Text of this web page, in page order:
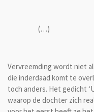
(…)
Vervreemding wordt niet
die inderdaad komt te
toch anders. Het gedicht
waarop de dochter zich